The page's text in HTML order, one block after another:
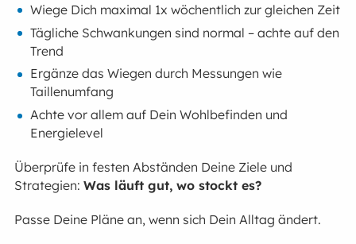
Wiege Dich maximal 1x wöchentlich zur gleichen Zeit
Tägliche Schwankungen sind normal – achte auf den
Trend
Ergänze das Wiegen durch Messungen wie
Taillenumfang
Achte vor allem auf Dein Wohlbefinden und
Energielevel
Überprüfe in festen Abständen Deine Ziele und
Strategien: Was läuft gut, wo stockt es?
Passe Deine Pläne an, wenn sich Dein Alltag ändert.